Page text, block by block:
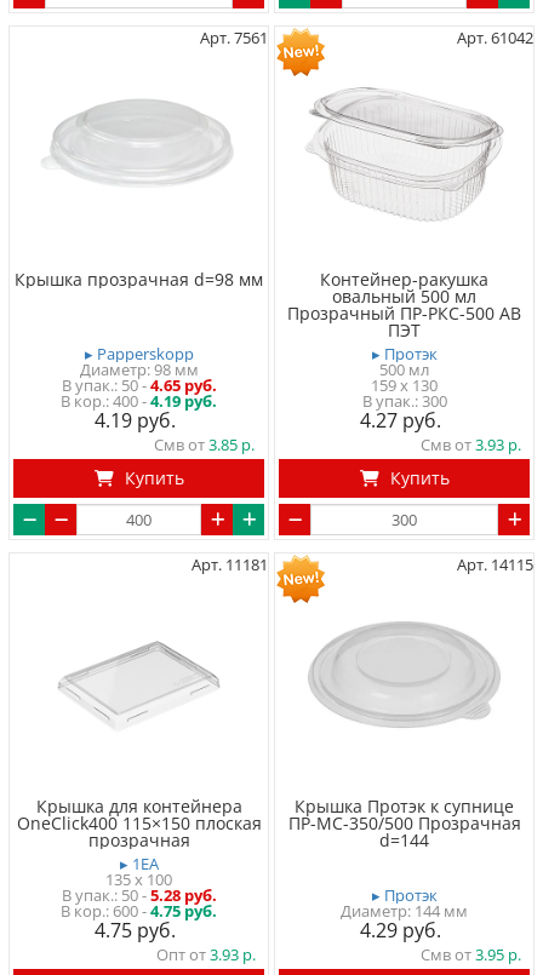
Арт. 7561
Крышка прозрачная d=98 мм
▸ Papperskopp
Диаметр: 98 мм
50-4.65 руб.
400 -4.19 руб.
4.19
Смв от3.85
Купить
Арт. 61042
Контейнер-ракушка
овальный 500 мл
Прозрачный ПР-РКС-500 АВ
ПЭТ
▸ Протэк
500 мл
159 x 130
300
4.27
Смв от3.93
Купить
Арт. 11181
Крышка для контейнера
OneClick400 115×150 плоская
прозрачная
▸ 1EA
135 x 100
50-5.28 руб.
600 -4.75 руб.
4.75
Опт от3.93
Арт. 14115
Крышка Протэк к супнице
ПР-МС-350/500 Прозрачная
d=144
▸ Протэк
Диаметр: 144 мм
4.29
Смв от3.95